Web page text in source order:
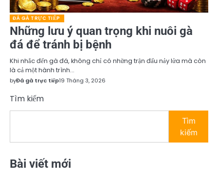
ĐÁ GÀ TRỰC TIẾP
Những lưu ý quan trọng khi nuôi gà
đá để tránh bị bệnh
Khi nhắc đến gà đá, không chỉ có những trận đấu nảy lửa mà còn
là cả một hành trình…
byĐá gà trực tiếp19 Tháng 3, 2026
Tìm kiếm
Tìm
kiếm
Bài viết mới